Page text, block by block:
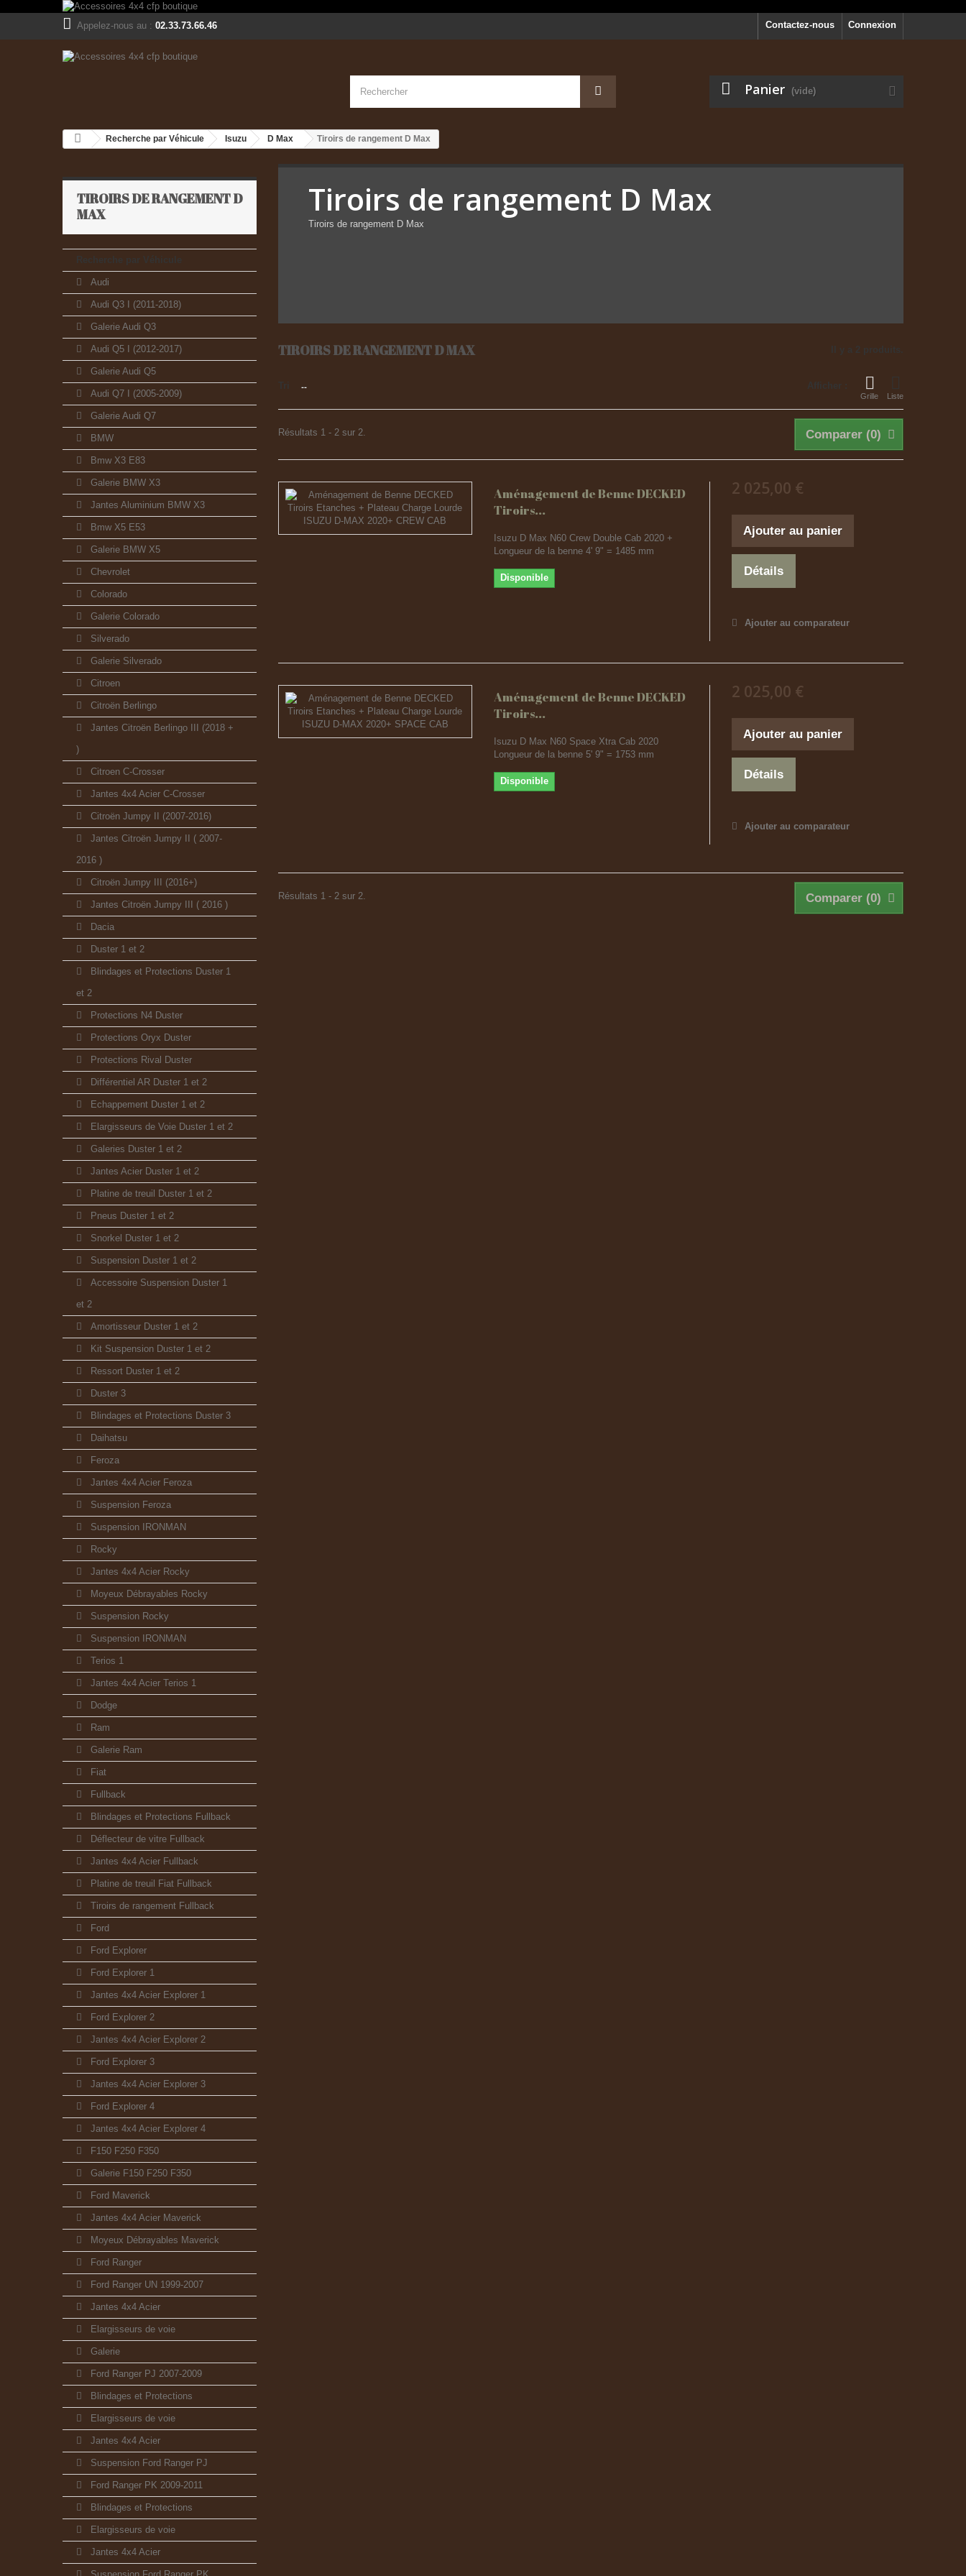
Connexion
Contactez-nous
Appelez-nous au : 02.33.73.66.46
Panier (vide)
Recherche par Véhicule Isuzu D Max Tiroirs de rangement D Max
TIROIRS DE RANGEMENT D
MAX
Recherche par Véhicule
Audi
Audi Q3 I (2011-2018)
Galerie Audi Q3
Audi Q5 I (2012-2017)
Galerie Audi Q5
Audi Q7 I (2005-2009)
Galerie Audi Q7
BMW
Bmw X3 E83
Galerie BMW X3
Jantes Aluminium BMW X3
Bmw X5 E53
Galerie BMW X5
Chevrolet
Colorado
Galerie Colorado
Silverado
Galerie Silverado
Citroen
Citroën Berlingo
Jantes Citroën Berlingo III (2018 +
)
Citroen C-Crosser
Jantes 4x4 Acier C-Crosser
Citroën Jumpy II (2007-2016)
Jantes Citroën Jumpy II ( 2007-
2016 )
Citroën Jumpy III (2016+)
Jantes Citroën Jumpy III ( 2016 )
Dacia
Duster 1 et 2
Blindages et Protections Duster 1
et 2
Protections N4 Duster
Protections Oryx Duster
Protections Rival Duster
Différentiel AR Duster 1 et 2
Echappement Duster 1 et 2
Elargisseurs de Voie Duster 1 et 2
Galeries Duster 1 et 2
Jantes Acier Duster 1 et 2
Platine de treuil Duster 1 et 2
Pneus Duster 1 et 2
Snorkel Duster 1 et 2
Suspension Duster 1 et 2
Accessoire Suspension Duster 1
et 2
Amortisseur Duster 1 et 2
Kit Suspension Duster 1 et 2
Ressort Duster 1 et 2
Duster 3
Blindages et Protections Duster 3
Daihatsu
Feroza
Jantes 4x4 Acier Feroza
Suspension Feroza
Suspension IRONMAN
Rocky
Jantes 4x4 Acier Rocky
Moyeux Débrayables Rocky
Suspension Rocky
Suspension IRONMAN
Terios 1
Jantes 4x4 Acier Terios 1
Dodge
Ram
Galerie Ram
Fiat
Fullback
Blindages et Protections Fullback
Déflecteur de vitre Fullback
Jantes 4x4 Acier Fullback
Platine de treuil Fiat Fullback
Tiroirs de rangement Fullback
Ford
Ford Explorer
Ford Explorer 1
Jantes 4x4 Acier Explorer 1
Ford Explorer 2
Jantes 4x4 Acier Explorer 2
Ford Explorer 3
Jantes 4x4 Acier Explorer 3
Ford Explorer 4
Jantes 4x4 Acier Explorer 4
F150 F250 F350
Galerie F150 F250 F350
Ford Maverick
Jantes 4x4 Acier Maverick
Moyeux Débrayables Maverick
Ford Ranger
Ford Ranger UN 1999-2007
Jantes 4x4 Acier
Elargisseurs de voie
Galerie
Ford Ranger PJ 2007-2009
Blindages et Protections
Elargisseurs de voie
Jantes 4x4 Acier
Suspension Ford Ranger PJ
Ford Ranger PK 2009-2011
Blindages et Protections
Elargisseurs de voie
Jantes 4x4 Acier
Tiroirs de rangement D Max
Tiroirs de rangement D Max
TIROIRS DE RANGEMENT D MAX
Afficher :
Grille Liste
--
Comparer (0)
Résultats 1 - 2 sur 2.
Aménagement de Benne DECKED
Tiroirs...
Isuzu D Max N60 Crew Double Cab 2020 +
Longueur de la benne 4' 9" = 1485 mm
Disponible
2 025,00 €
Ajouter au panier
Détails
Ajouter au comparateur
Aménagement de Benne DECKED
Tiroirs...
Isuzu D Max N60 Space Xtra Cab 2020
Longueur de la benne 5' 9" = 1753 mm
Disponible
2 025,00 €
Ajouter au panier
Détails
Ajouter au comparateur
Comparer (0)
Résultats 1 - 2 sur 2.